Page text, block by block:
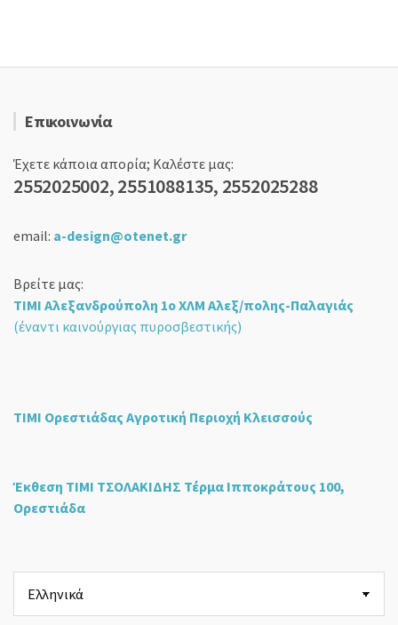
Επικοινωνία
Έχετε κάποια απορία; Καλέστε μας:
2552025002, 2551088135, 2552025288
email: a-design@otenet.gr
Βρείτε μας:
ΤΙΜΙ Αλεξανδρούπολη 1ο ΧΛΜ Αλεξ/πολης-Παλαγιάς
(έναντι καινούργιας πυροσβεστικής)
ΤΙΜΙ Ορεστιάδας Αγροτική Περιοχή Κλεισσούς
Έκθεση ΤΙΜΙ ΤΣΟΛΑΚΙΔΗΣ Τέρμα Ιπποκράτους 100,
Ορεστιάδα
μια
γλώσσα